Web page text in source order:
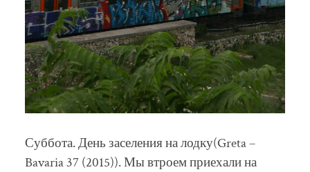
Суббота. День заселения на лодку(Greta –
Bavaria 37 (2015)). Мы втроем приехали на